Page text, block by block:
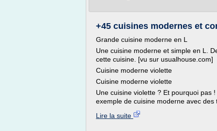
+45 cuisines modernes et
Grande cuisine moderne en L
Une cuisine moderne et simple en L.
cette cuisine. [vu sur usualhouse.com]
Cuisine moderne violette
Cuisine moderne violette
Une cuisine violette ? Et pourquoi pas
exemple de cuisine moderne avec
Lire la suite